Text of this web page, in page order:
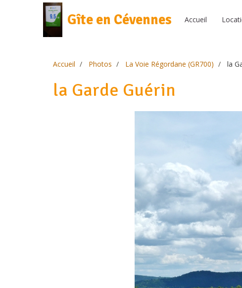
Gîte en Cévennes Accueil
Accueil Photos La Voie Régordane (GR700) la
la Garde Guérin